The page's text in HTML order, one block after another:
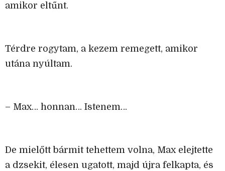
amikor eltűnt.
Térdre rogytam, a kezem remegett, amikor
utána nyúltam.
– Max… honnan… Istenem…
De mielőtt bármit tehettem volna, Max elejtette
a dzsekit, élesen ugatott, majd újra felkapta, és